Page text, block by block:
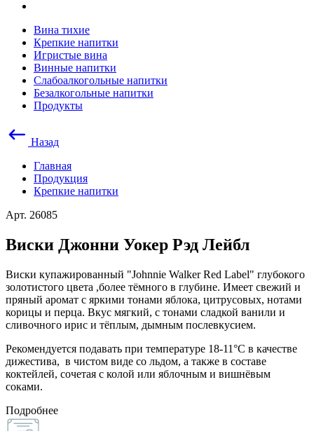
Вина тихие
Крепкие напитки
Игристые вина
Винные напитки
Слабоалкогольные напитки
Безалкогольные напитки
Продукты
Назад
Главная
Продукция
Крепкие напитки
Арт. 26085
Виски Джонни Уокер Рэд Лейбл
Виски купажированный "Johnnie Walker Red Label" глубокого
золотистого цвета ,более тёмного в глубине. Имеет свежий и
пряный аромат с яркими тонами яблока, цитрусовых, нотами
корицы и перца. Вкус мягкий, с тонами сладкой ванили и
сливочного ирис и тёплым, дымным послевкусием.
Рекомендуется подавать при температуре 18-11°С в качестве
дижестива, в чистом виде со льдом, а также в составе
коктейлей, сочетая с колой или яблочным и вишнёвым
соками.
Подробнее